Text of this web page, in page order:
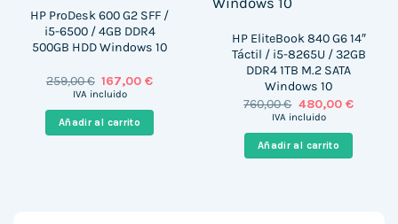
HP ProDesk 600 G2 SFF /
i5-6500 / 4GB DDR4
500GB HDD Windows 10
259,00€ El
precio
era:
259,00 €.
167,00€El
es:
167,00 €.
IVA incluido
Añadir al carrito
HP EliteBook 840 G6 14″
Táctil / i5-8265U / 32GB
DDR4 1TB M.2 SATA
Windows 10
760,00€ El
precio
era:
760,00 €.
480,00 €El
es:
480,00
IVA incluido
Añadir al carrito